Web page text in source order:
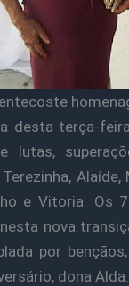
desta terça-
lutas,
e Vitoria. Os
nova
por
dona Alda.